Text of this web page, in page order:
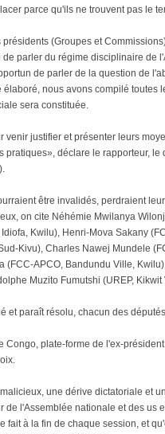
parce qu'ils ne trouvent pas le
(Groupes et
parler du régime disciplinaire de
de parler de la question de
nous avons compilé toutes
sera constituée.
venir justifier et présenter leurs
pratiques», déclare le rapporteur,
être invalidés, perdraient
on cite Néhémie Mwilanya
Kwilu), Henri-Mova Sakany
Kivu), Charles Nawej Mundele
(FCC-APCO, Bandundu Ville,
Muzito Fumutshi (UREP,
et paraît résolu, chacun des
Congo, plate-forme de l'ex-
une dérive dictatoriale et
de l'Assemblée nationale et des us
fait à la fin de chaque session, et